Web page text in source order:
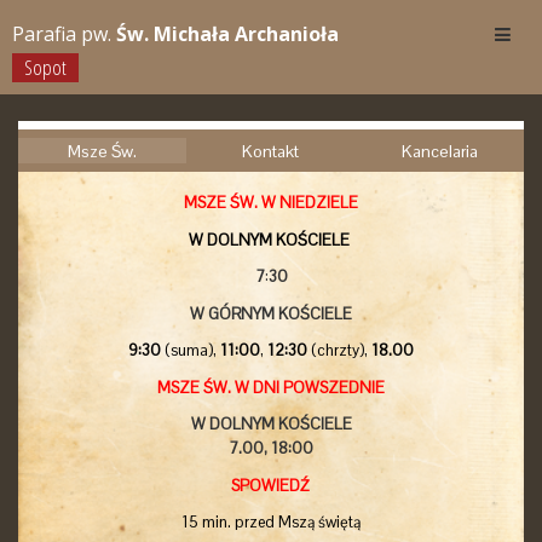
Parafia pw. Św. Michała Archanioła
Sopot
Msze Św. Kontakt Kancelaria
MSZE ŚW. W NIEDZIELE
W DOLNYM KOŚCIELE
7:30
W GÓRNYM KOŚCIELE
9:30(suma), 11:00, 12:30(chrzty), 18.00
MSZE ŚW. W DNI POWSZEDNIE
W DOLNYM KOŚCIELE
7.00, 18:00
SPOWIEDŹ
15 min. przed Mszą świętą